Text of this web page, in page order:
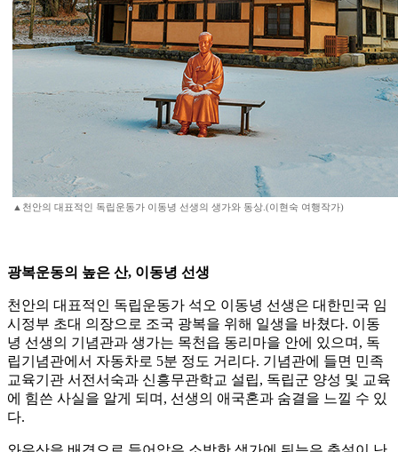
▲천안의 대표적인 독립운동가 이동녕 선생의 생가와 동상.(이현숙 여행작가)
광복운동의 높은 산, 이동녕 선생
천안의 대표적인 독립운동가 석오 이동녕 선생은 대한민국 임
시정부 초대 의장으로 조국 광복을 위해 일생을 바쳤다. 이동
녕 선생의 기념관과 생가는 목천읍 동리마을 안에 있으며, 독
립기념관에서 자동차로 5분 정도 거리다. 기념관에 들면 민족
교육기관 서전서숙과 신흥무관학교 설립, 독립군 양성 및 교육
에 힘쓴 사실을 알게 되며, 선생의 애국혼과 숨결을 느낄 수 있
다.